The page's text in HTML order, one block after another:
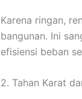
Karena ringan,
bangunan. Ini
efisiensi beban
2. Tahan Karat